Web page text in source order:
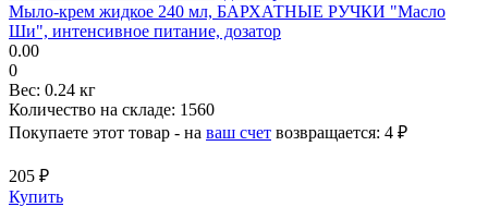
Мыло-крем жидкое 240 мл, БАРХАТНЫЕ РУЧКИ "Масло
Ши", интенсивное питание, дозатор
0.00
0
Вес: 0.24 кг
Количество на складе: 1560
Покупаете этот товар - на ваш счет возвращается: 4 ₽
205 ₽
Купить